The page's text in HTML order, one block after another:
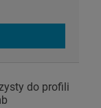
do profili